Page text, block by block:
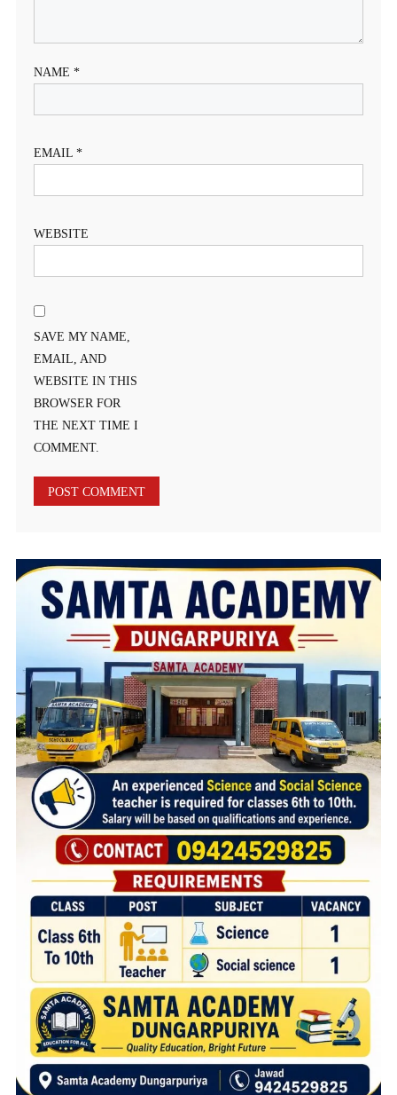
NAME *
EMAIL *
WEBSITE
SAVE MY NAME,
EMAIL, AND
WEBSITE IN THIS
BROWSER FOR
THE NEXT TIME I
COMMENT.